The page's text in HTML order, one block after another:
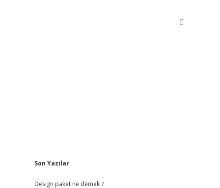
Sidebar
Son Yazılar
Design paket ne demek ?